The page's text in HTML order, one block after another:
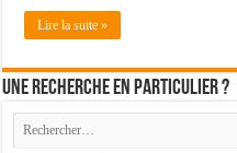
Lire la suite »
Une recherche en particulier ?